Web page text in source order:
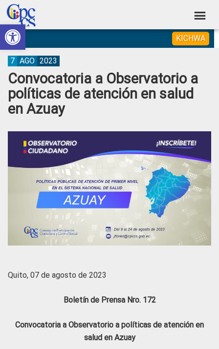
Abrir barra de herramientas
Skip
to
primary
navigation
Skip
to
main
content
Skip
to
primary
sidebar
Skip
to
footer
Consejo
de
Participación
Ciudadana
Control
Social
Construyendo
Poder
Ciudadano
KICHWA
Convocatoria a Observatorio a
políticas de atención en salud
en Azuay
7 AGO 2023
Quito, 07 de agosto de 2023
Boletín de Prensa Nro. 172
Convocatoria a Observatorio a políticas de atención en
salud en Azuay